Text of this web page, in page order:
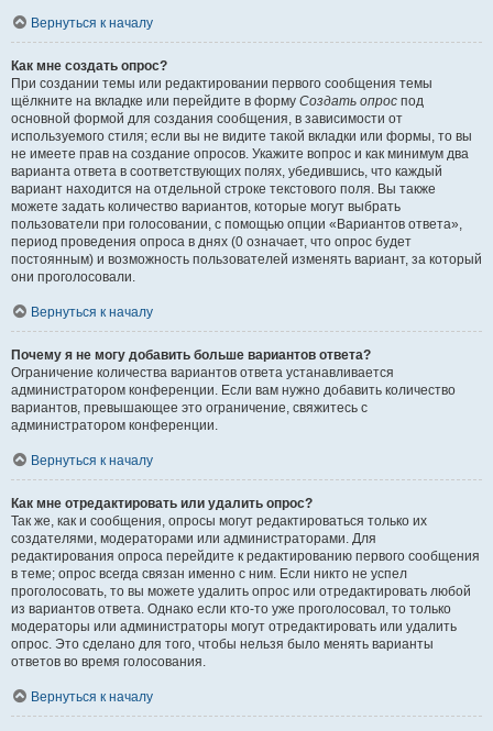
Вернуться к началу
Как мне создать опрос?
При создании темы или редактировании первого сообщения темы
щёлкните на вкладке или перейдите в форму Создать опрос под
основной формой для создания сообщения, в зависимости от
используемого стиля; если вы не видите такой вкладки или формы, то вы
не имеете прав на создание опросов. Укажите вопрос и как минимум два
варианта ответа в соответствующих полях, убедившись, что каждый
вариант находится на отдельной строке текстового поля. Вы также
можете задать количество вариантов, которые могут выбрать
пользователи при голосовании, с помощью опции «Вариантов ответа»,
период проведения опроса в днях (0 означает, что опрос будет
постоянным) и возможность пользователей изменять вариант, за который
они проголосовали.
Вернуться к началу
Почему я не могу добавить больше вариантов ответа?
Ограничение количества вариантов ответа устанавливается
администратором конференции. Если вам нужно добавить количество
вариантов, превышающее это ограничение, свяжитесь с
администратором конференции.
Вернуться к началу
Как мне отредактировать или удалить опрос?
Так же, как и сообщения, опросы могут редактироваться только их
создателями, модераторами или администраторами. Для
редактирования опроса перейдите к редактированию первого сообщения
в теме; опрос всегда связан именно с ним. Если никто не успел
проголосовать, то вы можете удалить опрос или отредактировать любой
из вариантов ответа. Однако если кто-то уже проголосовал, то только
модераторы или администраторы могут отредактировать или удалить
опрос. Это сделано для того, чтобы нельзя было менять варианты
ответов во время голосования.
Вернуться к началу